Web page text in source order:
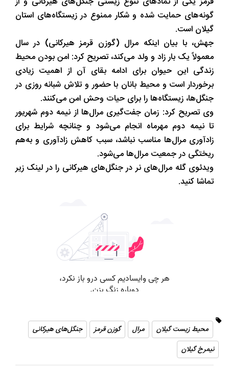
گونه‌های حمایت شده و شکار ممنوع در زیستگاه‌های استان
گیلان است.
جهش، با بیان اینکه مرال (گوزن قرمز هیرکانی) در سال
معمولاً یک بار زاد و ولد می‌کند، تصریح کرد: امن بودن محیط
زندگی این حیوان برای ادامه بقای آن از اهمیت زیادی
برخوردار است و محیط بانان با حضور و تلاش شبانه روزی در
جنگل‌ها، زیستگاه‌ها را برای حیات وحش امن می‌کنند.
وی تصریح کرد: زمان جفت‌گیری مرال‌ها از نیمه دوم شهریور
تا نیمه دوم مهرماه انجام می‌شود و چنانچه شرایط برای
زادآوری مرال‌ها مناسب نباشد، سبب کاهش زادآوری و به‌هم
ریختگی در جمعیت مرال‌ها می‌شود.
ویدئوی گله مرال‌های نر در جنگل‌های هیرکانی را در لینک زیر
تماشا کنید.
محیط زیست گیلان مرال گوزن قرمز
جنگل‌های هیرکانی
نیمرخ گیلان